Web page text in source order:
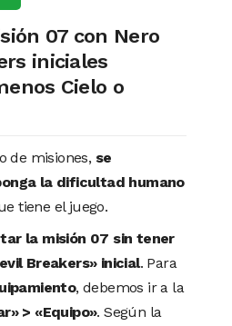
07 con Nero
iniciales
Cielo o
de misiones, se
la dificultad humano
tiene el juego.
la misión 07 sin tener
Breakers» inicial. Para
, debemos ir a la
> «Equipo». Según la